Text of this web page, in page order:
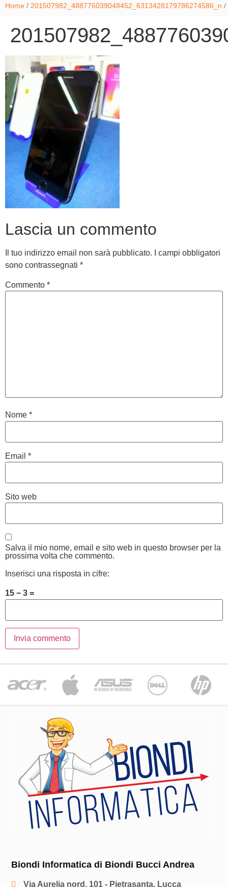
Home / 201507982_488776039048452_6313428179786274586_n /
Lascia un commento
Il tuo indirizzo email non sarà pubblicato.
I campi obbligatori
sono contrassegnati *
Commento *
Nome *
Email *
Sito web
Salva il mio nome, email e sito web in questo browser per la
prossima volta che commento.
Inserisci una risposta in cifre:
15 − 3 =
Biondi Informatica di Biondi Bucci Andrea
Via Aurelia nord, 101 - Pietrasanta, Lucca